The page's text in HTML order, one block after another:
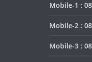
Mobile-1 :
Mobile-2 :
Mobile-3 :